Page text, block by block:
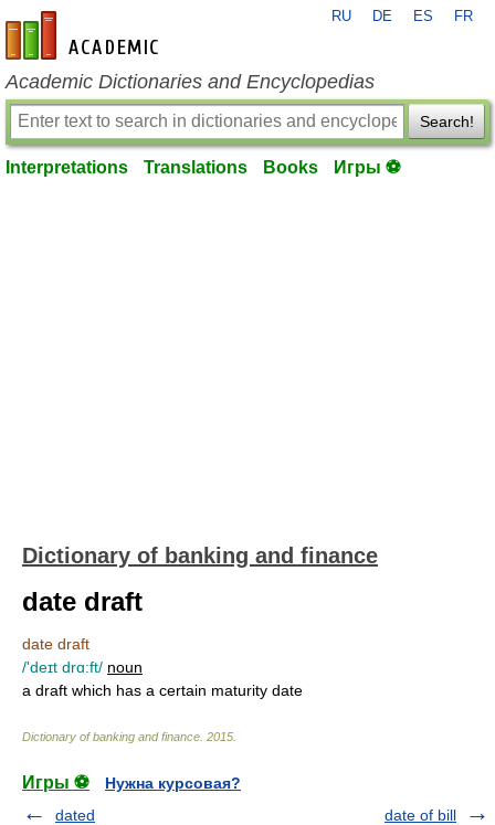
en-academic.com
RU DE ES FR
Academic Dictionaries and Encyclopedias
Search!
Interpretations Translations Books Игры ⚽
Dictionary of banking and finance
date draft
date draft
/'deɪt drɑ:ft/ noun
a draft which has a certain maturity date
Dictionary of banking and finance 2015
Игры ⚽
Нужна курсовая?
dated
date of bill